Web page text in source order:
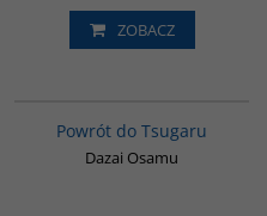
ZOBACZ
Powrót do Tsugaru
Dazai Osamu